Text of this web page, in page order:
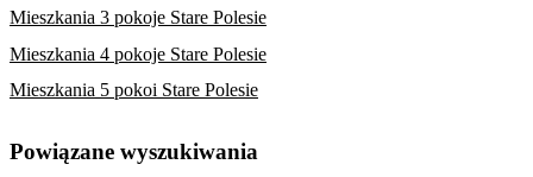
Mieszkania 3 pokoje Stare Polesie
Mieszkania 4 pokoje Stare Polesie
Mieszkania 5 pokoi Stare Polesie
Powiązane wyszukiwania